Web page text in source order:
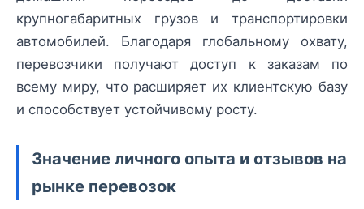
крупногабаритных грузов и транспортировки
автомобилей. Благодаря глобальному охвату,
перевозчики получают доступ к заказам по
всему миру, что расширяет их клиентскую базу
и способствует устойчивому росту.
Значение личного опыта и отзывов на
рынке перевозок